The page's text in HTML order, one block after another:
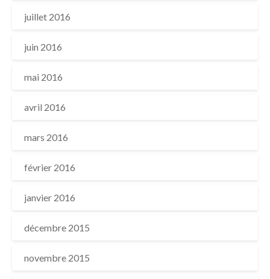
juillet 2016
juin 2016
mai 2016
avril 2016
mars 2016
février 2016
janvier 2016
décembre 2015
novembre 2015